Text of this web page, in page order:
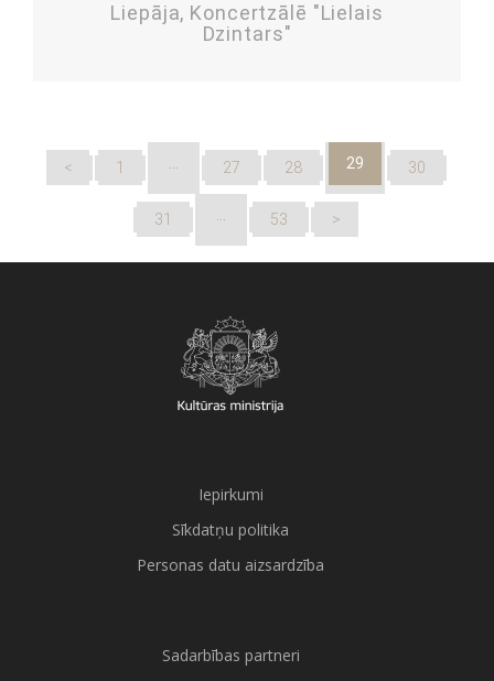
Liepāja, Koncertzālē "Lielais
Dzintars"
< 1 … 27 28 29 30
31 … 53 >
Iepirkumi
Sīkdatņu politika
Personas datu aizsardzība
Sadarbības partneri